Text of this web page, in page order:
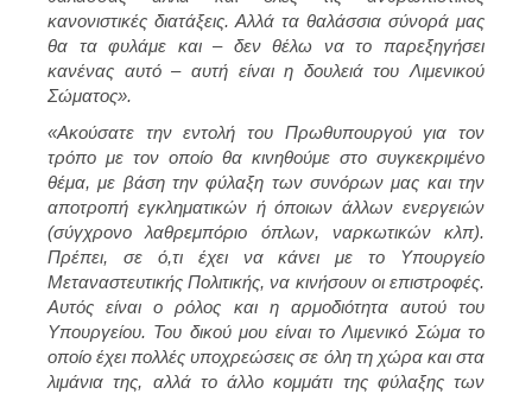
κανονιστικές διατάξεις. Αλλά τα θαλάσσια σύνορά μας
θα τα φυλάμε και – δεν θέλω να το παρεξηγήσει
κανένας αυτό – αυτή είναι η δουλειά του Λιμενικού
Σώματος».
«Ακούσατε την εντολή του Πρωθυπουργού για τον
τρόπο με τον οποίο θα κινηθούμε στο συγκεκριμένο
θέμα, με βάση την φύλαξη των συνόρων μας και την
αποτροπή εγκληματικών ή όποιων άλλων ενεργειών
(σύγχρονο λαθρεμπόριο όπλων, ναρκωτικών κλπ).
Πρέπει, σε ό,τι έχει να κάνει με το Υπουργείο
Μεταναστευτικής Πολιτικής, να κινήσουν οι επιστροφές.
Αυτός είναι ο ρόλος και η αρμοδιότητα αυτού του
Υπουργείου. Του δικού μου είναι το Λιμενικό Σώμα το
οποίο έχει πολλές υποχρεώσεις σε όλη τη χώρα και στα
λιμάνια της, αλλά το άλλο κομμάτι της φύλαξης των